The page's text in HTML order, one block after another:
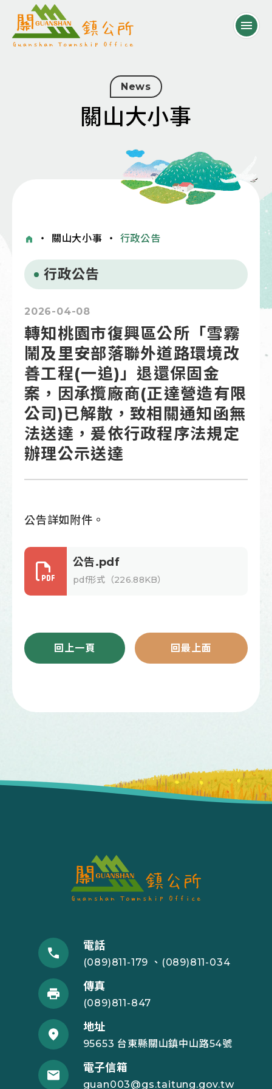
News
關山大小事
・ 關山大小事 ・ 行政公告
行政公告
2026-04-08
轉知桃園市復興區公所「雪霧
鬧及里安部落聯外道路環境改
善工程(一追)」退還保固金
案，因承攬廠商(正達營造有限
公司)已解散，致相關通知函無
法送達，爰依行政程序法規定
辦理公示送達
公告詳如附件。
公告.pdf
pdf形式（226.88KB）
回上一頁 回最上面
電話
(089)811-179 、(089)811-034
傳真
(089)811-847
地址
95653 台東縣關山鎮中山路54號
電子信箱
guan003@gs.taitung.gov.tw